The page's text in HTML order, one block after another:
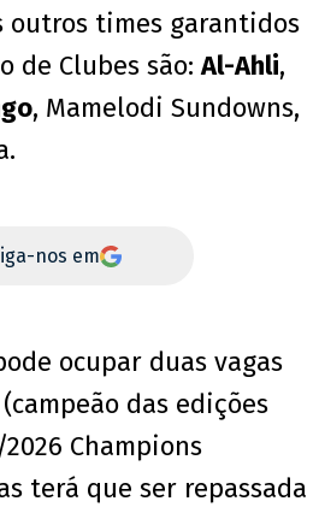
outros times garantidos
de Clubes são:Al-Ahli,
, Mamelodi Sundowns,
nos em
ocupar duas vagas
das edições
Champions
terá que ser repassada